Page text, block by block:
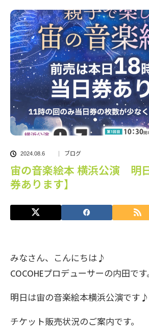
2024.08.6 ブログ
宙の音楽絵本 横浜公演 明
券あります】
みなさん、こんにちは♪
COCOHEプロデューサーの内田です。
明日は宙の音楽絵本横浜公演です♪
チケット販売状況のご案内です。